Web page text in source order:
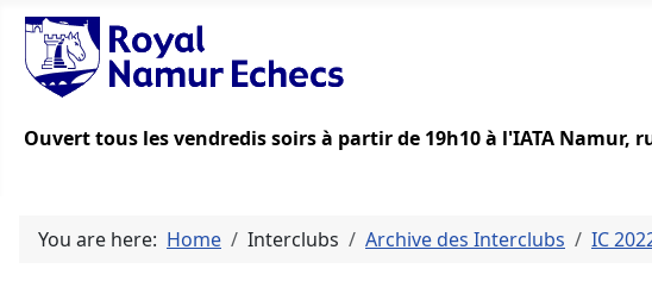
Ouvert tous les vendredis soirs à partir de 19h10 à l'IATA Namur,
You are here: Home Interclubs Archive des Interclubs IC